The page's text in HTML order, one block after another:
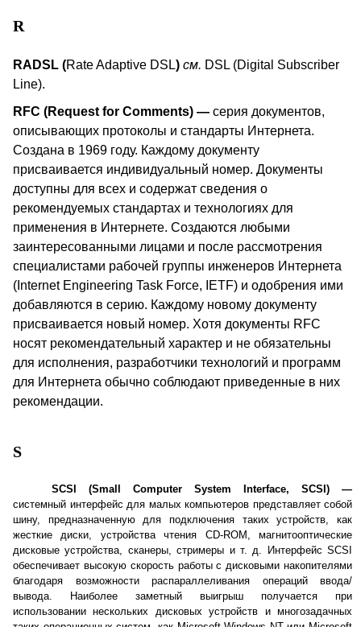
R
RADSL (Rate Adaptive DSL) см. DSL (Digital Subscriber
Line).
RFC (Request for Comments) — серия документов,
описывающих протоколы и стандарты Интернета.
Создана в 1969 году. Каждому документу
присваивается индивидуальный номер. Документы
доступны для всех и содержат сведения о
рекомендуемых стандартах и технологиях для
применения в Интернете. Cоздаются любыми
заинтересованными лицами и после рассмотрения
специалистами рабочей группы инженеров Интернета
(Internet Engineering Task Force, IETF) и одобрения ими
добавляются в серию. Каждому новому документу
присваивается новый номер. Хотя документы RFC
носят рекомендательный характер и не обязательны
для исполнения, разработчики технологий и программ
для Интернета обычно соблюдают приведенные в них
рекомендации.
S
SCSI (Small Computer System nterface, SCSI)
—
системный интерфейс для малых компьютеров представляет собой
шину, предназначенную для подключения таких устройств, как
жесткие диски, устройства чтения CD-ROM , магнитооптические
дисковые устройства, сканеры, стримеры и т. д. Интерфейс SCSI
обеспечивает высокую скорость работы с дисковыми накопителями
благодаря возможности распараллеливания операций ввода/
вывода. Наиболее заметный выигрыш получается при
использовании нескольких дисковых устройств и многозадачных